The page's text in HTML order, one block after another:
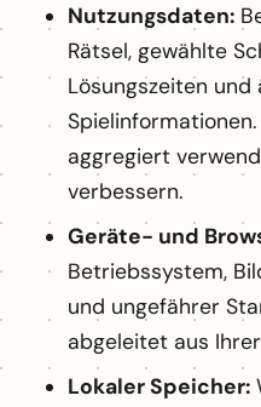
Nutzungsdaten:
Rätsel, gewählte
Lösungszeiten und
aggregiert
verbessern.
Geräte- und
Betriebssystem,
und ungefährer
abgeleitet aus
Lokaler Speicher: